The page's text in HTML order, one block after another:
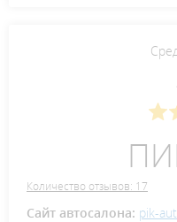
Количество отзывов: 17
Сайт автосалона: pik-